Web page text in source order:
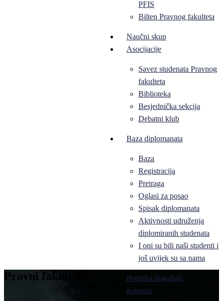
PFIS
Bilten Pravnog fakulteta
Naučni skup
Asocijacije
Savez studenata Pravnog
fakulteta
Biblioteka
Besjednička sekcija
Debatni klub
Baza diplomanata
Baza
Registracija
Pretraga
Oglasi za posao
Spisak diplomanata
Aktivnosti udruženja
diplomiranih studenata
I oni su bili naši studenti i
još uvijek su sa nama
Hronika događaja
Kontakt
Pravni fakultet
Univerziteta u Istočnom Sarajevu